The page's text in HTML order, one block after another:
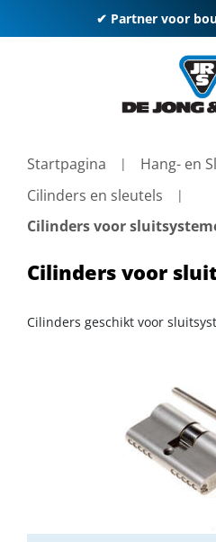
✔ Partner voor
Startpagina
Hang- en
Cilinders en sleutels
Cilinders voor
Cilinders voor
Cilinders geschikt voor